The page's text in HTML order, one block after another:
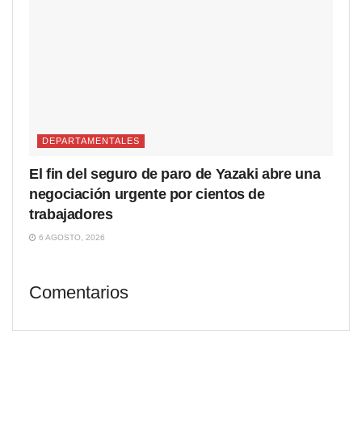
DEPARTAMENTALES
El fin del seguro de paro de Yazaki abre una
negociación urgente por cientos de
trabajadores
6 AGOSTO, 2026
Comentarios